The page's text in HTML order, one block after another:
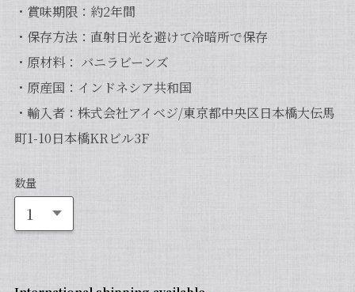
・賞味期限：約2年間
・保存方法：直射日光を避けて冷暗所で保存
・原材料： バニラビーンズ
・原産国：インドネシア共和国
・輸入者：株式会社アイベジ/東京都中央区日本橋大伝馬
町1-10日本橋KRビル3F
数量